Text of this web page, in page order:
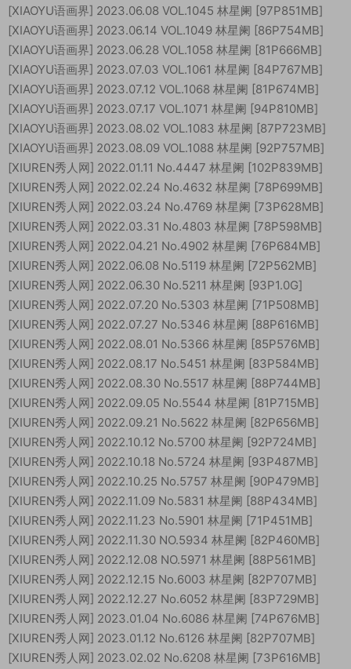
[XIAOYU语画界] 2023.06.08 VOL.1045 林星阑 [97P851MB]
[XIAOYU语画界] 2023.06.14 VOL.1049 林星阑 [86P754MB]
[XIAOYU语画界] 2023.06.28 VOL.1058 林星阑 [81P666MB]
[XIAOYU语画界] 2023.07.03 VOL.1061 林星阑 [84P767MB]
[XIAOYU语画界] 2023.07.12 VOL.1068 林星阑 [81P674MB]
[XIAOYU语画界] 2023.07.17 VOL.1071 林星阑 [94P810MB]
[XIAOYU语画界] 2023.08.02 VOL.1083 林星阑 [87P723MB]
[XIAOYU语画界] 2023.08.09 VOL.1088 林星阑 [92P757MB]
[XIUREN秀人网] 2022.01.11 No.4447 林星阑 [102P839MB]
[XIUREN秀人网] 2022.02.24 No.4632 林星阑 [78P699MB]
[XIUREN秀人网] 2022.03.24 No.4769 林星阑 [73P628MB]
[XIUREN秀人网] 2022.03.31 No.4803 林星阑 [78P598MB]
[XIUREN秀人网] 2022.04.21 No.4902 林星阑 [76P684MB]
[XIUREN秀人网] 2022.06.08 No.5119 林星阑 [72P562MB]
[XIUREN秀人网] 2022.06.30 No.5211 林星阑 [93P1.0G]
[XIUREN秀人网] 2022.07.20 No.5303 林星阑 [71P508MB]
[XIUREN秀人网] 2022.07.27 No.5346 林星阑 [88P616MB]
[XIUREN秀人网] 2022.08.01 No.5366 林星阑 [85P576MB]
[XIUREN秀人网] 2022.08.17 No.5451 林星阑 [83P584MB]
[XIUREN秀人网] 2022.08.30 No.5517 林星阑 [88P744MB]
[XIUREN秀人网] 2022.09.05 No.5544 林星阑 [81P715MB]
[XIUREN秀人网] 2022.09.21 No.5622 林星阑 [82P656MB]
[XIUREN秀人网] 2022.10.12 No.5700 林星阑 [92P724MB]
[XIUREN秀人网] 2022.10.18 No.5724 林星阑 [93P487MB]
[XIUREN秀人网] 2022.10.25 No.5757 林星阑 [90P479MB]
[XIUREN秀人网] 2022.11.09 No.5831 林星阑 [88P434MB]
[XIUREN秀人网] 2022.11.23 No.5901 林星阑 [71P451MB]
[XIUREN秀人网] 2022.11.30 NO.5934 林星阑 [82P460MB]
[XIUREN秀人网] 2022.12.08 NO.5971 林星阑 [88P561MB]
[XIUREN秀人网] 2022.12.15 No.6003 林星阑 [82P707MB]
[XIUREN秀人网] 2022.12.27 No.6052 林星阑 [83P729MB]
[XIUREN秀人网] 2023.01.04 No.6086 林星阑 [74P676MB]
[XIUREN秀人网] 2023.01.12 No.6126 林星阑 [82P707MB]
[XIUREN秀人网] 2023.02.02 No.6208 林星阑 [73P616MB]